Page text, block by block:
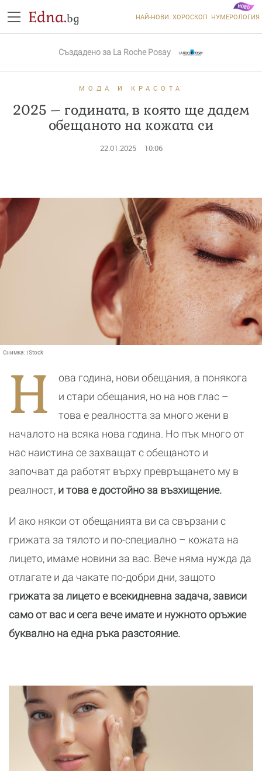
Edna.bg НАЙ-НОВИ ХОРОСКОП НУМЕРОЛОГИЯ
Създадено за La Roche Posay
МОДА И КРАСОТА
2025 – годината, в която ще дадем
обещаното на кожата си
22.01.2025 10:06
Снимка: iStock
Н
ова година, нови обещания, а понякога
и стари обещания, но на нов глас –
това е реалността за много жени в
началото на всяка нова година. Но пък много от
нас наистина се захващат с обещаното и
започват да работят върху превръщането му в
реалност, и това е достойно за възхищение.
И ако някои от обещанията ви са свързани с
грижата за тялото и по-специално – кожата на
лицето, имаме новини за вас. Вече няма нужда да
отлагате и да чакате по-добри дни, защото
грижата за лицето е всекидневна задача, зависи
само от вас и сега вече имате и нужното оръжие
буквално на една ръка разстояние.